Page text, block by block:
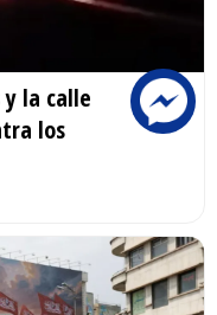
y la calle
los